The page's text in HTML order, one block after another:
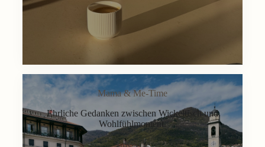
Mama & Me-Time
Ehrliche Gedanken zwischen Wickeltisch und
Wohlfühlmoment.
Lifestyle